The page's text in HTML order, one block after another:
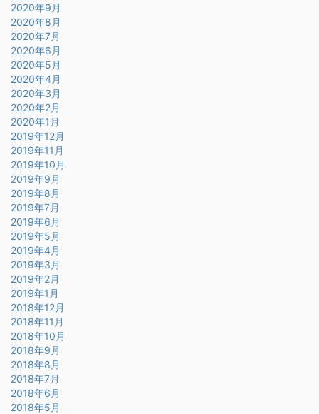
2020年9月
2020年8月
2020年7月
2020年6月
2020年5月
2020年4月
2020年3月
2020年2月
2020年1月
2019年12月
2019年11月
2019年10月
2019年9月
2019年8月
2019年7月
2019年6月
2019年5月
2019年4月
2019年3月
2019年2月
2019年1月
2018年12月
2018年11月
2018年10月
2018年9月
2018年8月
2018年7月
2018年6月
2018年5月